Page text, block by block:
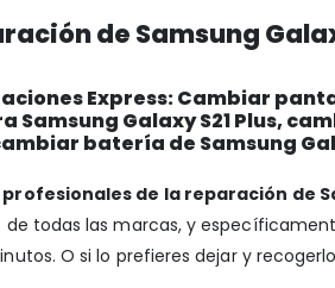
de Samsung
Express: Cambiar
Samsung Galaxy S21 Plus,
batería de Samsung
profesionales de la reparación de
de todas las marcas, y
O si lo prefieres dejar y